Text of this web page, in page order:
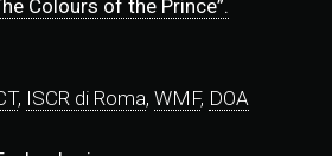
Colours of the Prince”.
, ISCR di Roma, WMF, DOA